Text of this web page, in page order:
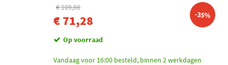
€ 109,66
€ 71,28 -35%
Op voorraad
Vandaag voor 16:00 besteld, binnen 2 werkdagen